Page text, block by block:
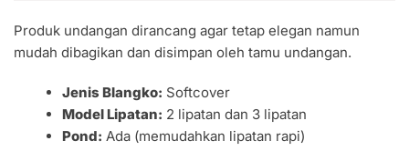
Produk undangan dirancang agar tetap elegan namun
mudah dibagikan dan disimpan oleh tamu undangan.
Jenis Blangko: Softcover
Model Lipatan: 2 lipatan dan 3 lipatan
Pond: Ada (memudahkan lipatan rapi)